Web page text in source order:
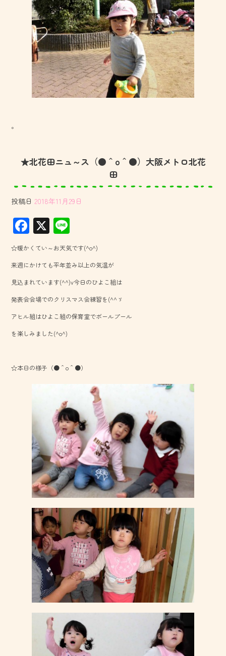
。
★北花田ニュ～ス（●＾o＾●）大阪メトロ北花
田
投稿日 2018年11月29日
F
ac
e
b
o
ok
X
ne
☆暖かくてい～お天気です(^o^)
来週にかけても平年並み以上の気温が
見込まれています(^^)v今日のひよこ組は
発表会会場でのクリスマス会練習を(^^ゞ
アヒル組はひよこ組の保育室でボールプール
を楽しみました(^o^)
☆本日の様子（●＾o＾●）